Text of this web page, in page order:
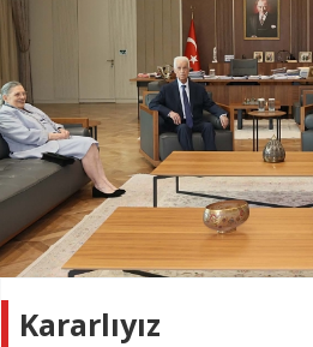
Kararlıyız